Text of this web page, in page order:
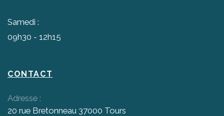
Samedi :
09h30 - 12h15
CONTACT
Adresse :
20 rue Bretonneau 37000 Tours